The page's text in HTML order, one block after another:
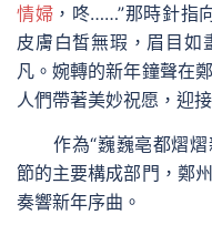
情婦 ，咚……”那時針指
皮膚白皙無瑕，眉目如
凡。婉轉的新年鐘聲在
人們帶著美妙祝愿，迎
作為“巍巍亳都熠熠
節的主要構成部門，鄭
奏響新年序曲。